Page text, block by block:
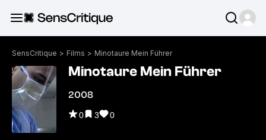
SensCritique > Films > Minotaure Mein Führer
Minotaure Mein Führer
2008
0 3 0